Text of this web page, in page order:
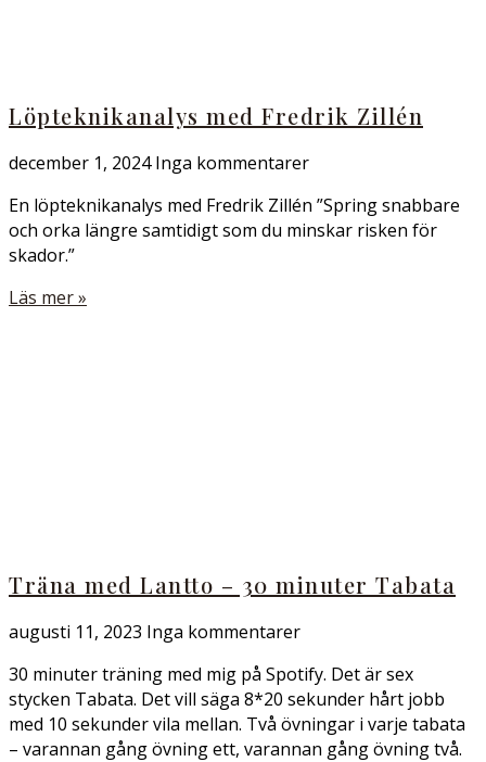
Löpteknikanalys med Fredrik Zillén
december 1, 2024Inga kommentarer
En löpteknikanalys med Fredrik Zillén ”Spring snabbare
och orka längre samtidigt som du minskar risken för
skador.”
Läs mer »
Träna med Lantto – 30 minuter Tabata
augusti 11, 2023 Inga kommentarer
30 minuter träning med mig på Spotify. Det är sex
stycken Tabata. Det vill säga 8*20 sekunder hårt jobb
med 10 sekunder vila mellan. Två övningar i varje tabata
– varannan gång övning ett, varannan gång övning två.